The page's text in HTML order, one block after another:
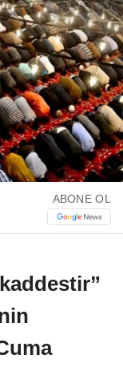
İhbar Hattı
Youtube
ABONE OL